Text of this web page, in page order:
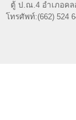
ตู้ ป.ณ.4 อำเภอคล
โทรศัพท์:(662) 524